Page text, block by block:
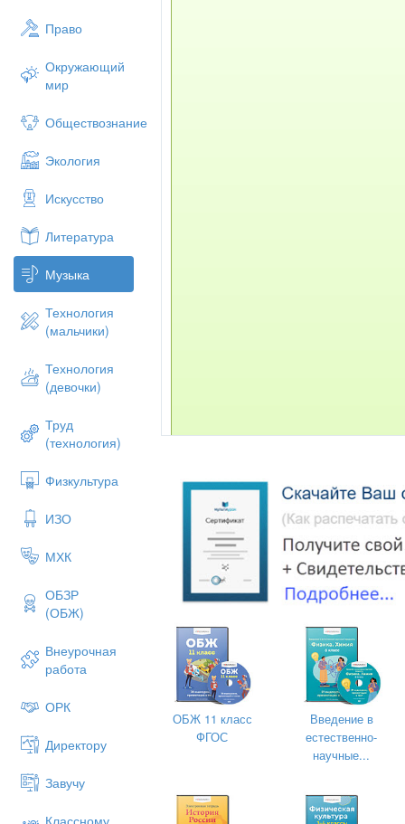
Право
Окружающий
мир
Обществознание
Экология
Искусство
Литература
Музыка
Технология
(мальчики)
Технология
(девочки)
Труд
(технология)
Физкультура
ИЗО
МХК
ОБЗР
(ОБЖ)
Внеурочная
работа
ОРК
Директору
Завучу
Классному
ОБЖ 11 класс
ФГОС
Введение в
естественно-
научные...